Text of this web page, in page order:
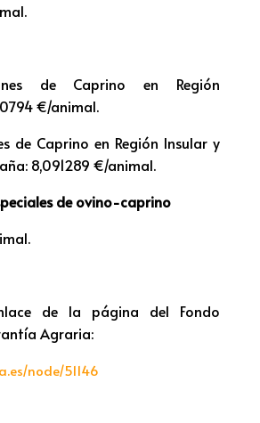
de Caprino en Región
€/animal.
de Caprino en Región Insular y
8,091289 €/animal.
de ovino-caprino
de la página del Fondo
Agraria:
node/51146